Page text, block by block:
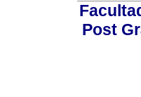
Post